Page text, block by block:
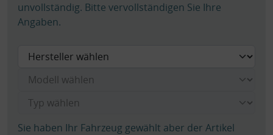
unvollständig. Bitte vervollständigen Sie Ihre
Angaben.
Sie haben Ihr Fahrzeug gewählt aber der Artikel